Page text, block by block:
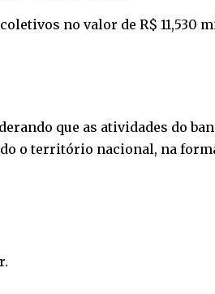
no valor de R$ 11,530
que as atividades do
o território nacional, na
.